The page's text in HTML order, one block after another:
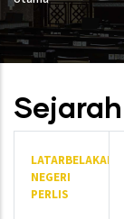
LATARBELAKANG
NEGERI
PERLIS